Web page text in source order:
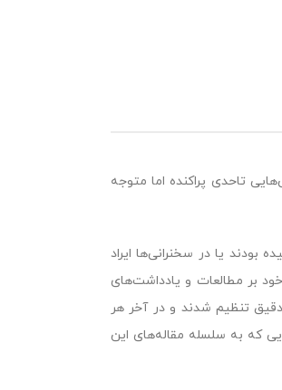
تاحدی پراکنده اما متوجه
یا در سخنرانی‌ها ایراد
بر مطالعات و یادداشت‌های
تنظیم شدند و در آخر هر
که به سلسله مقاله‌های این